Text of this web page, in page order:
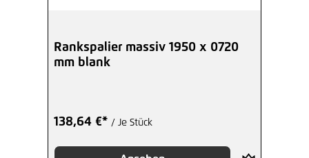
Rankspalier massiv 1950 x 0720
mm blank
138,64 €* / Je Stück